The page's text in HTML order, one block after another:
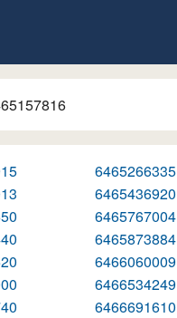
6465266335
6465436920
6465767004
6465873884
6466060009
6466534249
6466691610